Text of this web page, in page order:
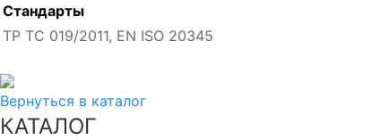
Стандарты
ТР ТС 019/2011, EN ISO 20345
Вернуться в каталог
КАТАЛОГ